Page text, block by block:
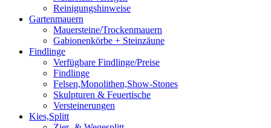
Reinigungshinweise
Gartenmauern
Mauersteine/Trockenmauern
Gabionenkörbe + Steinzäune
Findlinge
Verfügbare Findlinge/Preise
Findlinge
Felsen,Monolithen,Show-Stones
Skulpturen & Feuertische
Versteinerungen
Kies,Splitt